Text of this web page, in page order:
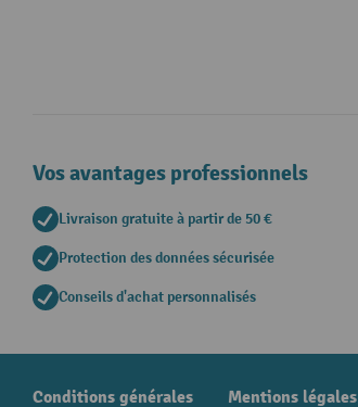
Vos avantages professionnels
Livraison gratuite à partir de 50 €
Protection des données sécurisée
Conseils d'achat personnalisés
Conditions générales Mentions légales